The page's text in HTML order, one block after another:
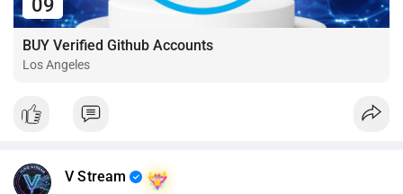
09
BUY Verified Github Accounts
Los Angeles
V Stream